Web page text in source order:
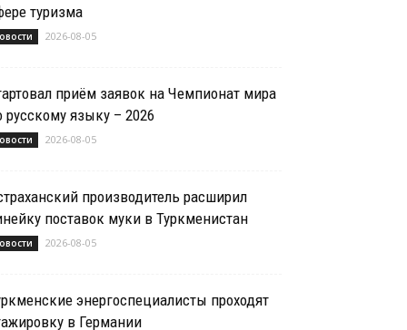
туризма
2026-08-05
приём заявок на Чемпионат мира
русскому языку – 2026
2026-08-05
производитель расширил
поставок муки в Туркменистан
2026-08-05
энергоспециалисты проходят
в Германии